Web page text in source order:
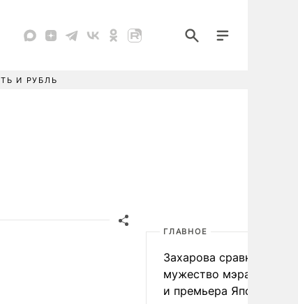
И РУБЛЬ
ГЛАВНОЕ
Захарова сравнила
мужество мэра
и премьера Японии